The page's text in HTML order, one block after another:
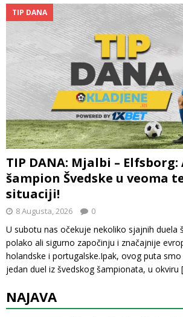
TIP DANA
TIP DANA: Mjalbi –
šampion Švedske u veoma
situaciji!
8 Augusta, 2026 0
U subotu nas očekuje nekoliko sjajnih duela
polako ali sigurno započinju i značajnije
holandske i portugalske.Ipak, ovog puta smo
jedan duel iz švedskog šampionata, u okviru
NAJAVA